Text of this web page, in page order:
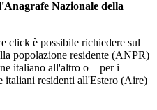
Nazionale della
click è possibile richiedere sul
popolazione residente (ANPR)
italiano all'altro o – per i
residenti all'Estero (Aire)